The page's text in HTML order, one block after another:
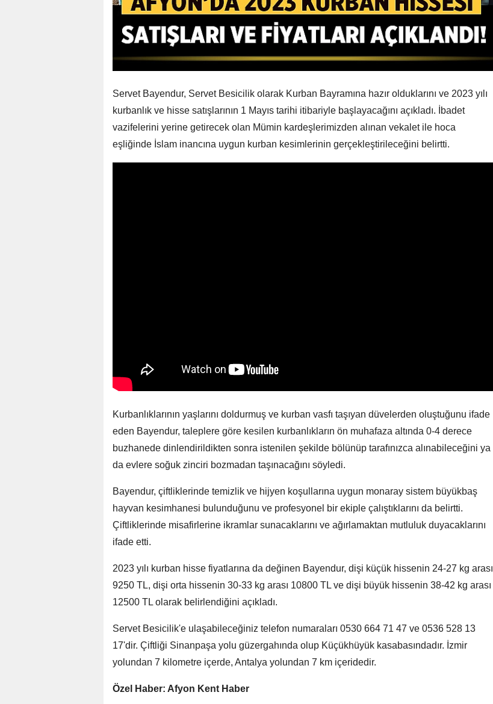
Servet Bayendur, Servet Besicilik olarak Kurban Bayramına hazır olduklarını ve 2023 yılı
kurbanlık ve hisse satışlarının 1 Mayıs tarihi itibariyle başlayacağını açıkladı. İbadet
vazifelerini yerine getirecek olan Mümin kardeşlerimizden alınan vekalet ile hoca
eşliğinde İslam inancına uygun kurban kesimlerinin gerçekleştirileceğini belirtti.
Kurbanlıklarının yaşlarını doldurmuş ve kurban vasfı taşıyan düvelerden oluştuğunu ifade
eden Bayendur, taleplere göre kesilen kurbanlıkların ön muhafaza altında 0-4 derece
buzhanede dinlendirildikten sonra istenilen şekilde bölünüp tarafınızca alınabileceğini ya
da evlere soğuk zinciri bozmadan taşınacağını söyledi.
Bayendur, çiftliklerinde temizlik ve hijyen koşullarına uygun monaray sistem büyükbaş
hayvan kesimhanesi bulunduğunu ve profesyonel bir ekiple çalıştıklarını da belirtti.
Çiftliklerinde misafirlerine ikramlar sunacaklarını ve ağırlamaktan mutluluk duyacaklarını
ifade etti.
2023 yılı kurban hisse fiyatlarına da değinen Bayendur, dişi küçük hissenin 24-27 kg arası
9250 TL, dişi orta hissenin 30-33 kg arası 10800 TL ve dişi büyük hissenin 38-42 kg arası
12500 TL olarak belirlendiğini açıkladı.
Servet Besicilik'e ulaşabileceğiniz telefon numaraları 0530 664 71 47 ve 0536 528 13
17'dir. Çiftliği Sinanpaşa yolu güzergahında olup Küçükhüyük kasabasındadır. İzmir
yolundan 7 kilometre içerde, Antalya yolundan 7 km içeridedir.
Özel Haber: Afyon Kent Haber